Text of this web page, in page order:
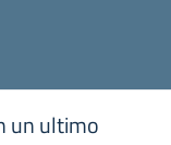
un ultimo